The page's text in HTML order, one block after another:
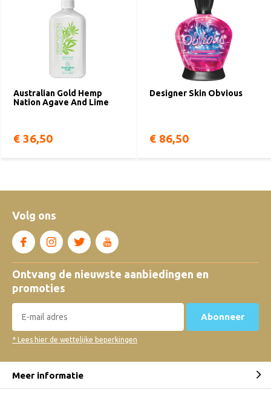
Australian Gold Hemp
Nation Agave And Lime
€ 36,50
Designer Skin Obvious
€ 86,50
Volg ons
Ontvang de nieuwste aanbiedingen en
promoties
Abonneer
* Lees hier de wettelijke beperkingen
Meer informatie